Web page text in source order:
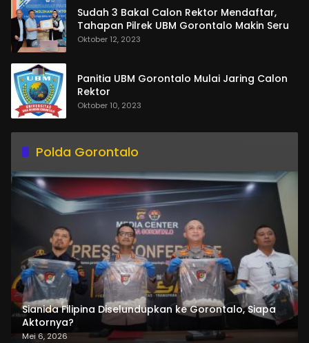
Sudah 3 Bakal Calon Rektor Mendaftar,
Tahapan Pilrek UBM Gorontalo Makin Seru
Oktober 12, 2023
Panitia UBM Gorontalo Mulai Jaring Calon
Rektor
Oktober 10, 2023
Polda Gorontalo
Sianida Filipina Diselundupkan ke Gorontalo, Siapa
Aktornya?
Mei 6, 2026